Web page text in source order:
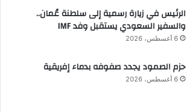
الرئيس في زيارة رسمية إلى سلطنة عُمان..
والسفير السعودي يستقبل وفد IMF
6 أغسطس، 2026
حزم الصمود يجدد صفوفه بدماء إفريقية
6 أغسطس، 2026